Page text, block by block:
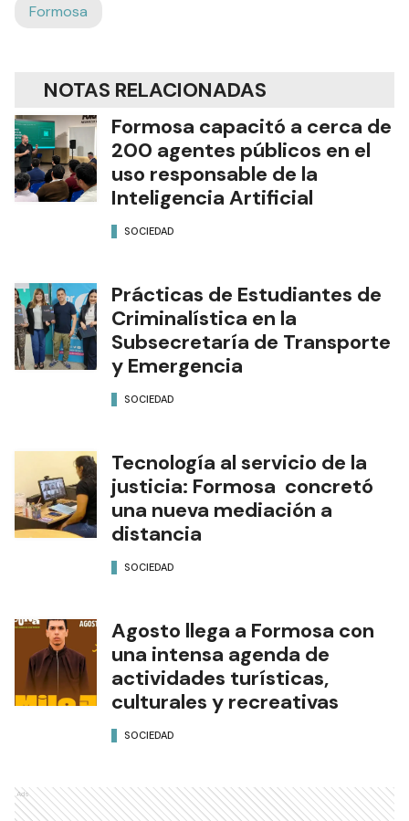
Formosa
NOTAS RELACIONADAS
Formosa capacitó a cerca de
200 agentes públicos en el
uso responsable de la
Inteligencia Artificial
SOCIEDAD
Prácticas de Estudiantes de
Criminalística en la
Subsecretaría de Transporte
y Emergencia
SOCIEDAD
Tecnología al servicio de la
justicia: Formosa concretó
una nueva mediación a
distancia
SOCIEDAD
Agosto llega a Formosa con
una intensa agenda de
actividades turísticas,
culturales y recreativas
SOCIEDAD
Ads